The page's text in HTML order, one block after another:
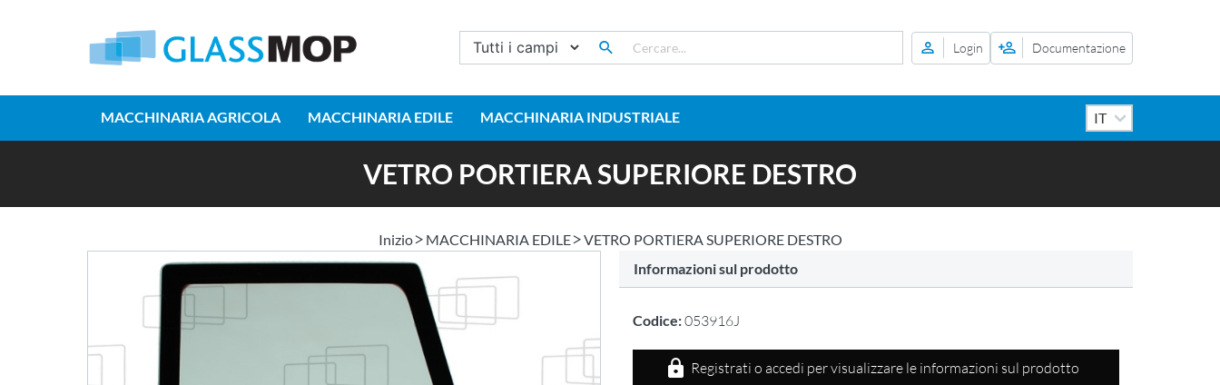
Login Documentazione
MACCHINARIA AGRICOLA MACCHINARIA EDILE MACCHINARIA INDUSTRIALE
VETRO PORTIERA SUPERIORE DESTRO
Inizio MACCHINARIA EDILE
VETRO PORTIERA SUPERIORE DESTRO
Informazioni sul prodotto
Codice:053916J
Registrati o accedi per visualizzare le informazioni sul prodotto